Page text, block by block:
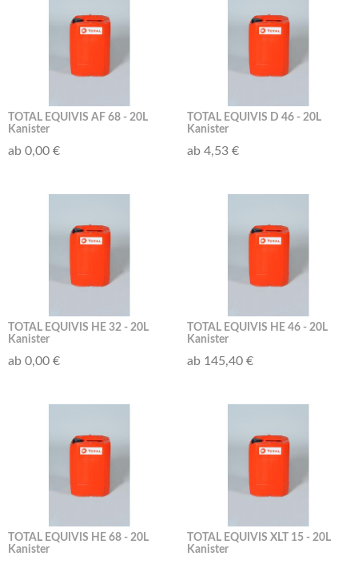
TOTAL EQUIVIS AF 68 - 20L
Kanister
ab 0,00 €
TOTAL EQUIVIS D 46 - 20L
Kanister
ab 4,53 €
TOTAL EQUIVIS HE 32 - 20L
Kanister
ab 0,00 €
TOTAL EQUIVIS HE 46 - 20L
Kanister
ab 145,40 €
TOTAL EQUIVIS HE 68 - 20L
Kanister
TOTAL EQUIVIS XLT 15 - 20L
Kanister